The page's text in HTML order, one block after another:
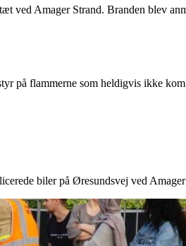
ved Amager Strand. Branden blev
på flammerne som heldigvis ikke
biler på Øresundsvej ved